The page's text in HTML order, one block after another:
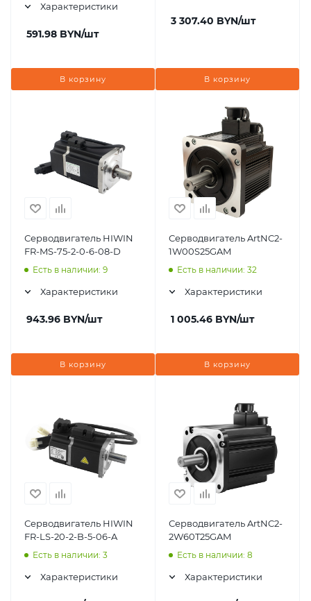
Характеристики
591.98 BYN/шт
В корзину
3 307.40 BYN/шт
В корзину
Серводвигатель HIWIN
FR-MS-75-2-0-6-08-D
Есть в наличии: 9
Характеристики
943.96 BYN/шт
В корзину
Серводвигатель ArtNC2-
1W00S25GAM
Есть в наличии: 32
Характеристики
1 005.46 BYN/шт
В корзину
Серводвигатель HIWIN
FR-LS-20-2-B-5-06-A
Есть в наличии: 3
Характеристики
Серводвигатель ArtNC2-
2W60T25GAM
Есть в наличии: 8
Характеристики